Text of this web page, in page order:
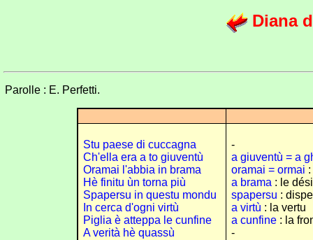
Diana
Parolle : E. Perfetti.
Stu paese di cuccagna
Ch'ella era a to giuventù
Oramai l'abbia in brama
Hè finitu ùn torna più
Spapersu in questu mondu
In cerca d'ogni virtù
Piglia è atteppa le cunfine
A verità hè quassù
-
a giuventù = a
oramai = ormai
a brama : le
spapersu :
a virtù : la vertu
a cunfine: la
-